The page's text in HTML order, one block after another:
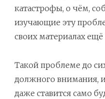
катастрофы, о чём,
изучающие эту
своих материалах ещё
Такой проблеме до
должного внимания,
даже ставится само